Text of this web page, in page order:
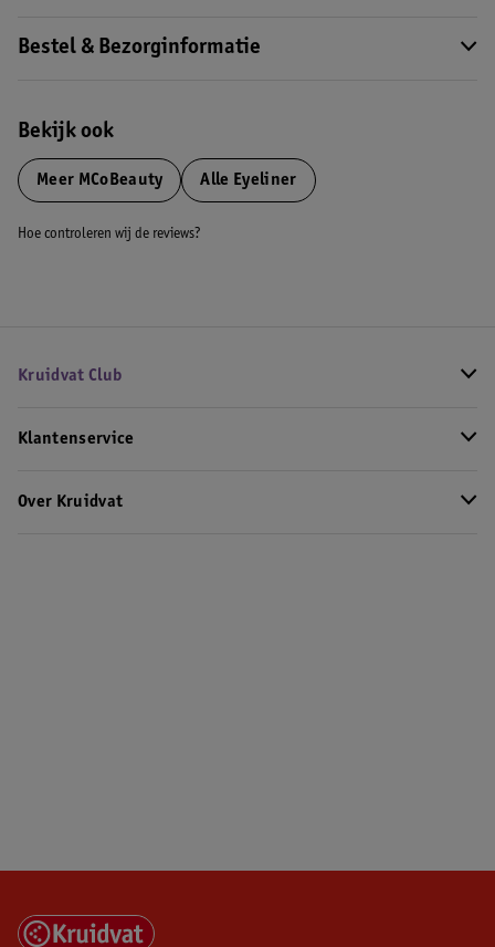
Bestel & Bezorginformatie
Bekijk ook
Meer MCoBeauty Alle Eyeliner
Hoe controleren wij de reviews?
Kruidvat Club
Klantenservice
Over Kruidvat